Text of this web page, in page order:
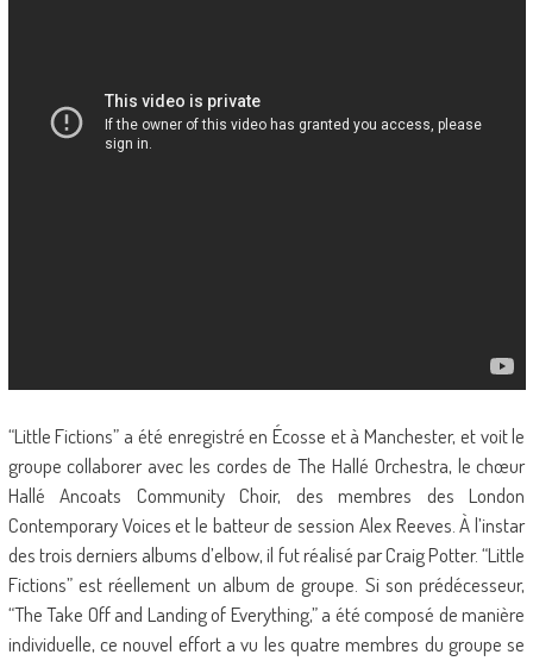
“Little Fictions” a été enregistré en Écosse et à Manchester, et voit le
groupe collaborer avec les cordes de The Hallé Orchestra, le chœur
Hallé Ancoats Community Choir, des membres des London
Contemporary Voices et le batteur de session Alex Reeves. À l’instar
des trois derniers albums d’elbow, il fut réalisé par Craig Potter. “Little
Fictions” est réellement un album de groupe. Si son prédécesseur,
“The Take Off and Landing of Everything,” a été composé de manière
individuelle, ce nouvel effort a vu les quatre membres du groupe se